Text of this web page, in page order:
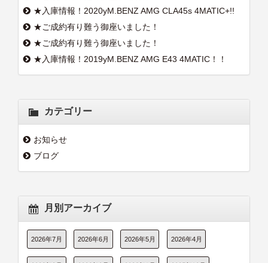
★入庫情報！2020yM.BENZ AMG CLA45s 4MATIC+!!
★ご成約有り難う御座いました！
★ご成約有り難う御座いました！
★入庫情報！2019yM.BENZ AMG E43 4MATIC！！
カテゴリー
お知らせ
ブログ
月別アーカイブ
2026年7月 2026年6月 2026年5月 2026年4月